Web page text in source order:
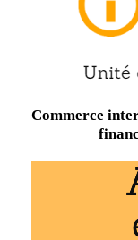
Commerce